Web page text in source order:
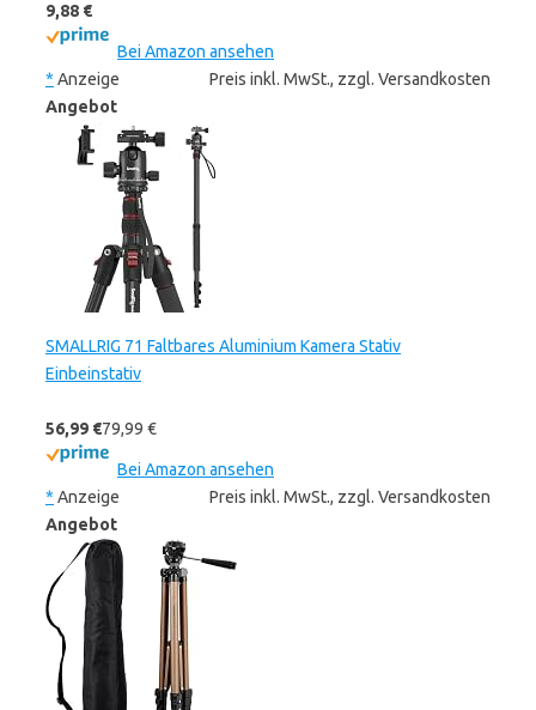
9,88 €
Bei Amazon ansehen
* Anzeige
Preis inkl. MwSt., zzgl. Versandkosten
Angebot
SMALLRIG 71 Faltbares Aluminium Kamera Stativ
Einbeinstativ
56,99 €79,99 €
Bei Amazon ansehen
* Anzeige
Preis inkl. MwSt., zzgl. Versandkosten
Angebot